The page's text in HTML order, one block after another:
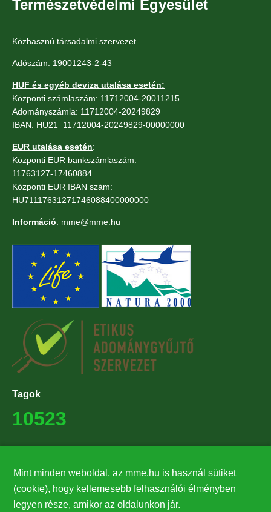
Természetvédelmi Egyesület
Közhasznú társadalmi szervezet
Adószám: 19001243-2-43
HUF és egyéb deviza utalása esetén:
Központi számlaszám: 11712004-20011215
Adományszámla: 11712004-20249829
IBAN: HU21 11712004-20249829-00000000
EUR utalása esetén:
Központi EUR bankszámlaszám:
11763127-17460884
Központi EUR IBAN szám:
HU71117631271746088400000000
Információ: mme@mme.hu
Tagok
10523
27224
Mint minden weboldal, az mme.hu is használ sütiket
(cookie), hogy kellemesebb felhasználói élményben
legyen része, amikor az oldalunkon jár.